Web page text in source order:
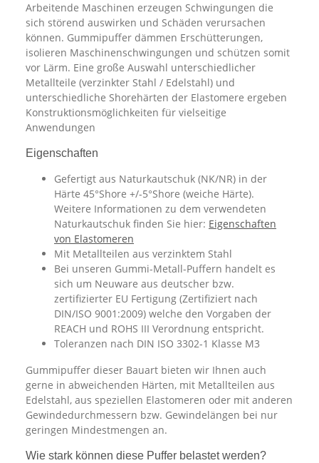
Arbeitende Maschinen erzeugen Schwingungen die
sich störend auswirken und Schäden verursachen
können. Gummipuffer dämmen Erschütterungen,
isolieren Maschinenschwingungen und schützen somit
vor Lärm. Eine große Auswahl unterschiedlicher
Metallteile (verzinkter Stahl / Edelstahl) und
unterschiedliche Shorehärten der Elastomere ergeben
Konstruktionsmöglichkeiten für vielseitige
Anwendungen
Eigenschaften
Gefertigt aus Naturkautschuk (NK/NR) in der
Härte 45°Shore +/-5°Shore (weiche Härte).
Weitere Informationen zu dem verwendeten
Naturkautschuk finden Sie hier: Eigenschaften
von Elastomeren
Mit Metallteilen aus verzinktem Stahl
Bei unseren Gummi-Metall-Puffern handelt es
sich um Neuware aus deutscher bzw.
zertifizierter EU Fertigung (Zertifiziert nach
DIN/ISO 9001:2009) welche den Vorgaben der
REACH und ROHS III Verordnung entspricht.
Toleranzen nach DIN ISO 3302-1 Klasse M3
Gummipuffer dieser Bauart bieten wir Ihnen auch
gerne in abweichenden Härten, mit Metallteilen aus
Edelstahl, aus speziellen Elastomeren oder mit anderen
Gewindedurchmessern bzw. Gewindelängen bei nur
geringen Mindestmengen an.
Wie stark können diese Puffer belastet werden?